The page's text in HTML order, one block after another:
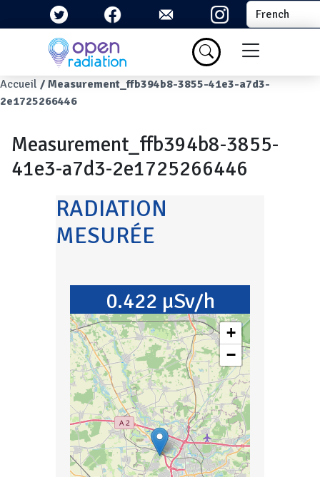
Aller au contenu principal Select your
Menu du
Fil d'Ariane
Accueil
Measurement_ffb394b8-3855-41e3-a7d3-
2e1725266446
Measurement_ffb394b8-3855-
41e3-a7d3-2e1725266446
RADIATION
MESURÉE
0.422 µSv/h
+
−